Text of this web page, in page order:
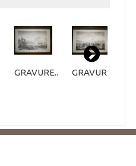
GRAVURE... GRAVURE...